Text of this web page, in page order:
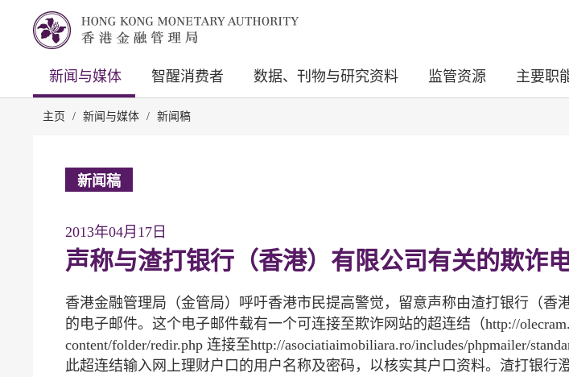
新闻与媒体 智醒消费者 数据、刊物与研究资料 监管资源 主要职
主页 / 新闻与媒体 / 新闻稿
新闻稿
2013年04月17日
声称与渣打银行（香港）有限公司有关的欺诈
香港金融管理局（金管局）呼吁香港市民提高警觉，留意声称由渣打银行（香
的电子邮件。这个电子邮件载有一个可连接至欺诈网站的超连结（http://
content/folder/redir.php 连接至http://asociatiaimobiliara.ro/includes/phpmailer/
此超连结输入网上理财户口的用户名称及密码，以核实其户口资料。渣打银行